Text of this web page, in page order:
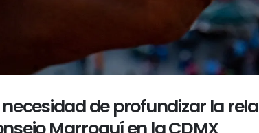
necesidad de profundizar la